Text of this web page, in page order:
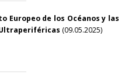
Europeo de los Océanos y las
(09.05.2025)